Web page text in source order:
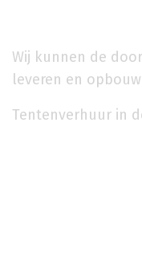
Wij kunnen de
leveren en
Tentenverhuur in